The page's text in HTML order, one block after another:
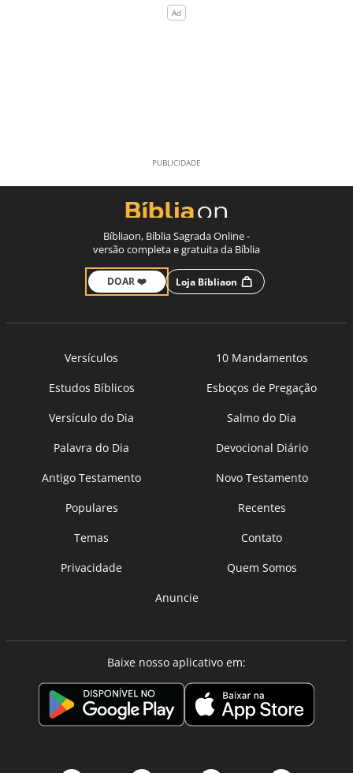
Bíbliaon, Bíblia Sagrada Online -
versão completa e gratuita da Bíblia
DOAR ❤️ Loja Bíbliaon
Versículos
10 Mandamentos
Estudos Bíblicos
Esboços de Pregação
Versículo do Dia
Salmo do Dia
Palavra do Dia
Devocional Diário
Antigo Testamento
Novo Testamento
Populares
Recentes
Temas
Contato
Privacidade
Quem Somos
Anuncie
Baixe nosso aplicativo em: